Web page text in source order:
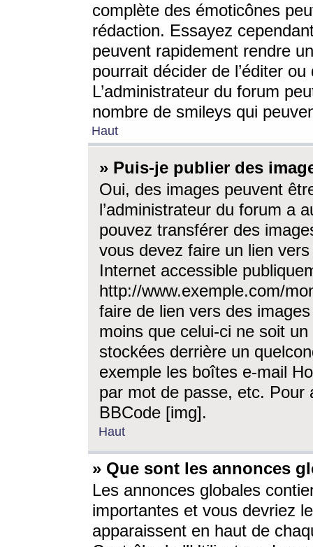
complète des émoticônes
rédaction. Essayez
peuvent rapidement rendre
pourrait décider de l’éditer
L’administrateur du forum
nombre de smileys qui
Haut
» Puis-je publier des
Oui, des images peuvent
l’administrateur du forum a
pouvez transférer des
vous devez faire un lien
Internet accessible
http://www.exemple.com/
faire de lien vers des
moins que celui-ci ne soit
stockées derrière un
exemple les boîtes e-mail
par mot de passe, etc. Pour
BBCode [img].
Haut
» Que sont les annonces
Les annonces globales
importantes et vous devriez
apparaissent en haut de